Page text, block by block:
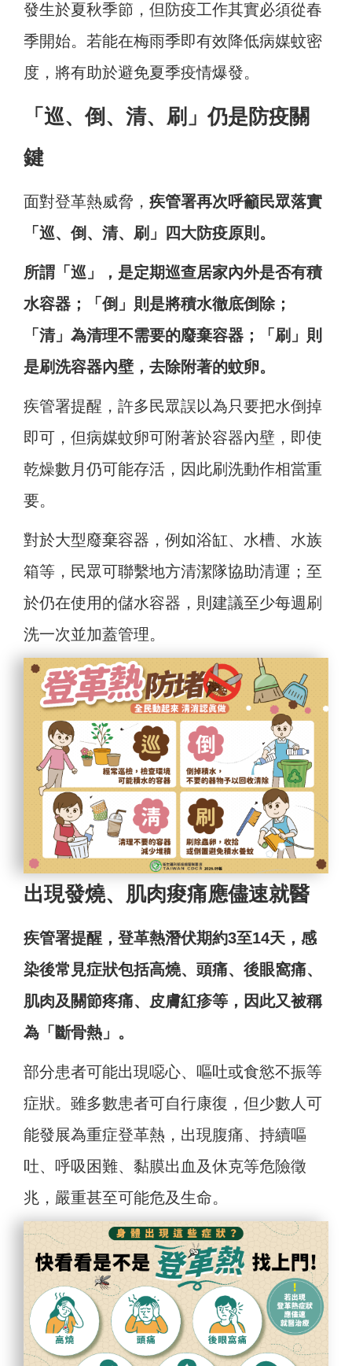
發生於夏秋季節，但防疫工作其實必須從春
季開始。若能在梅雨季即有效降低病媒蚊密
度，將有助於避免夏季疫情爆發。
「巡、倒、清、刷」仍是防疫關
鍵
面對登革熱威脅， 疾管署再次呼籲民眾落實
「巡、倒、清、刷」四大防疫原則。
所謂「巡」，是定期巡查居家內外是否有積
水容器；「倒」則是將積水徹底倒除；
「清」為清理不需要的廢棄容器；「刷」則
是刷洗容器內壁，去除附著的蚊卵。
疾管署提醒，許多民眾誤以為只要把水倒掉
即可，但病媒蚊卵可附著於容器內壁，即使
乾燥數月仍可能存活，因此刷洗動作相當重
要。
對於大型廢棄容器，例如浴缸、水槽、水族
箱等，民眾可聯繫地方清潔隊協助清運；至
於仍在使用的儲水容器，則建議至少每週刷
洗一次並加蓋管理。
出現發燒、肌肉痠痛應儘速就醫
疾管署提醒，登革熱潛伏期約3至14天，感
染後常見症狀包括高燒、頭痛、後眼窩痛、
肌肉及關節疼痛、皮膚紅疹等，因此又被稱
為「斷骨熱」。
部分患者可能出現噁心、嘔吐或食慾不振等
症狀。雖多數患者可自行康復，但少數人可
能發展為重症登革熱，出現腹痛、持續嘔
吐、呼吸困難、黏膜出血及休克等危險徵
兆，嚴重甚至可能危及生命。